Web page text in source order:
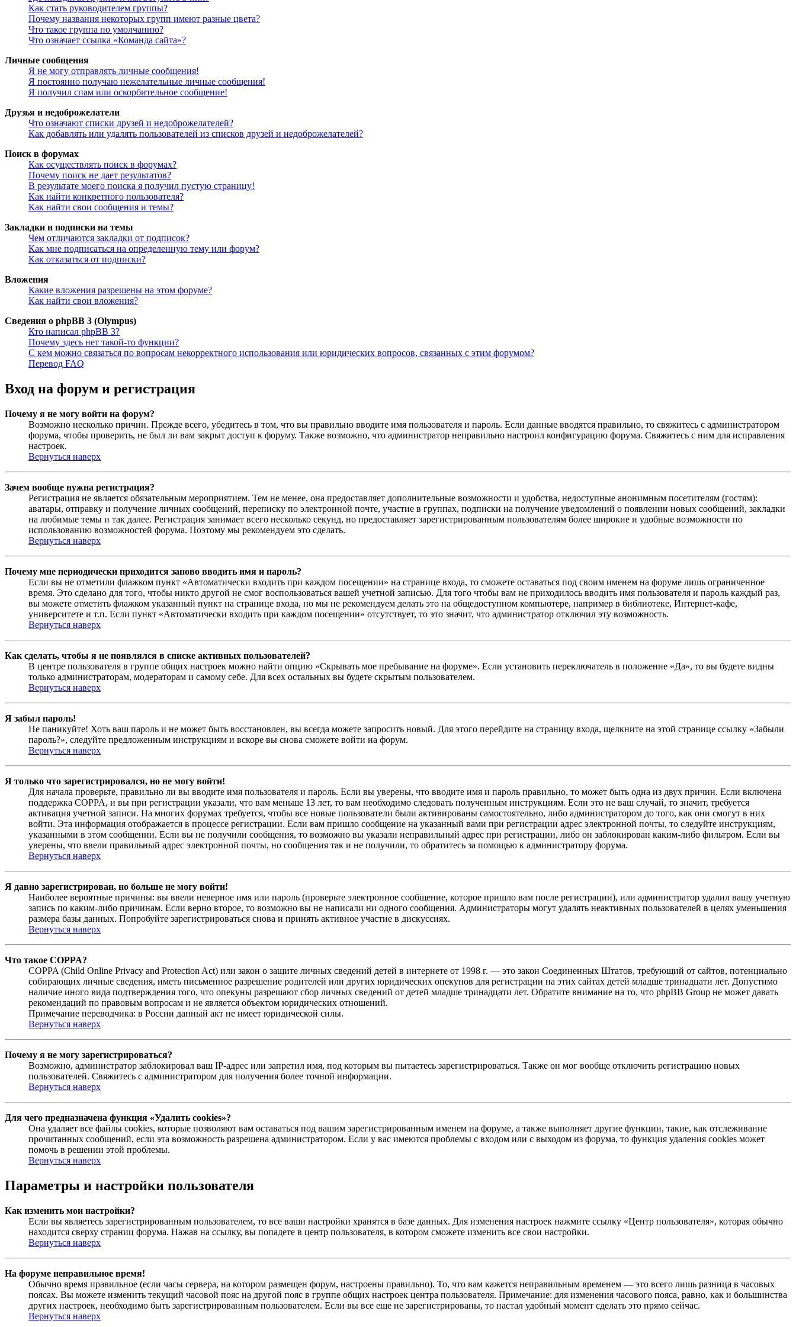
Как стать руководителем группы?
Почему названия некоторых групп имеют разные цвета?
Что такое группа по умолчанию?
Что означает ссылка «Команда сайта»?
Личные сообщения
Я не могу отправлять личные сообщения!
Я постоянно получаю нежелательные личные сообщения!
Я получил спам или оскорбительное сообщение!
Друзья и недоброжелатели
Что означают списки друзей и недоброжелателей?
Как добавлять или удалять пользователей из списков друзей и недоброжелателей?
Поиск в форумах
Как осуществлять поиск в форумах?
Почему поиск не дает результатов?
В результате моего поиска я получил пустую страницу!
Как найти конкретного пользователя?
Как найти свои сообщения и темы?
Закладки и подписки на темы
Чем отличаются закладки от подписок?
Как мне подписаться на определенную тему или форум?
Как отказаться от подписки?
Вложения
Какие вложения разрешены на этом форуме?
Как найти свои вложения?
Сведения о phpBB 3 (Olympus)
Кто написал phpBB 3?
Почему здесь нет такой-то функции?
С кем можно связаться по вопросам некорректного использования или юридических вопросов, связанных с этим форумом?
Перевод FAQ
Вход на форум и регистрация
Почему я не могу войти на форум?
Возможно несколько причин. Прежде всего, убедитесь в том, что вы правильно вводите имя пользователя и пароль. Если данные вводятся правильно, то свяжитесь с администратором
форума, чтобы проверить, не был ли вам закрыт доступ к форуму. Также возможно, что администратор неправильно настроил конфигурацию форума. Свяжитесь с ним для исправления
настроек.
Вернуться наверх
Зачем вообще нужна регистрация?
Регистрация не является обязательным мероприятием. Тем не менее, она предоставляет дополнительные возможности и удобства, недоступные анонимным посетителям (гостям):
аватары, отправку и получение личных сообщений, переписку по электронной почте, участие в группах, подписки на получение уведомлений о появлении новых сообщений, закладки
на любимые темы и так далее. Регистрация занимает всего несколько секунд, но предоставляет зарегистрированным пользователям более широкие и удобные возможности по
использованию возможностей форума. Поэтому мы рекомендуем это сделать.
Вернуться наверх
Почему мне периодически приходится заново вводить имя и пароль?
Если вы не отметили флажком пункт «Автоматически входить при каждом посещении» на странице входа, то сможете оставаться под своим именем на форуме лишь ограниченное
время. Это сделано для того, чтобы никто другой не смог воспользоваться вашей учетной записью. Для того чтобы вам не приходилось вводить имя пользователя и пароль каждый раз,
вы можете отметить флажком указанный пункт на странице входа, но мы не рекомендуем делать это на общедоступном компьютере, например в библиотеке, Интернет-кафе,
университете и т.п. Если пункт «Автоматически входить при каждом посещении» отсутствует, то это значит, что администратор отключил эту возможность.
Вернуться наверх
Как сделать, чтобы я не появлялся в списке активных пользователей?
В центре пользователя в группе общих настроек можно найти опцию «Скрывать мое пребывание на форуме». Если установить переключатель в положение «Да», то вы будете видны
только администраторам, модераторам и самому себе. Для всех остальных вы будете скрытым пользователем.
Вернуться наверх
Я забыл пароль!
Не паникуйте! Хоть ваш пароль и не может быть восстановлен, вы всегда можете запросить новый. Для этого перейдите на страницу входа, щелкните на этой странице ссылку «Забыли
пароль?», следуйте предложенным инструкциям и вскоре вы снова сможете войти на форум.
Вернуться наверх
Я только что зарегистрировался, но не могу войти!
Для начала проверьте, правильно ли вы вводите имя пользователя и пароль. Если вы уверены, что вводите имя и пароль правильно, то может быть одна из двух причин. Если включена
поддержка COPPA, и вы при регистрации указали, что вам меньше 13 лет, то вам необходимо следовать полученным инструкциям. Если это не ваш случай, то значит, требуется
активация учетной записи. На многих форумах требуется, чтобы все новые пользователи были активированы самостоятельно, либо администратором до того, как они смогут в них
войти. Эта информация отображается в процессе регистрации. Если вам пришло сообщение на указанный вами при регистрации адрес электронной почты, то следуйте инструкциям,
указанными в этом сообщении. Если вы не получили сообщения, то возможно вы указали неправильный адрес при регистрации, либо он заблокирован каким-либо фильтром. Если вы
уверены, что ввели правильный адрес электронной почты, но сообщения так и не получили, то обратитесь за помощью к администратору форума.
Вернуться наверх
Я давно зарегистрирован, но больше не могу войти!
Наиболее вероятные причины: вы ввели неверное имя или пароль (проверьте электронное сообщение, которое пришло вам после регистрации), или администратор удалил вашу учетную
запись по каким-либо причинам. Если верно второе, то возможно вы не написали ни одного сообщения. Администраторы могут удалять неактивных пользователей в целях уменьшения
размера базы данных. Попробуйте зарегистрироваться снова и принять активное участие в дискуссиях.
Вернуться наверх
Что такое COPPA?
COPPA (Child Online Privacy and Protection Act) или закон о защите личных сведений детей в интернете от 1998 г. — это закон Соединенных Штатов, требующий от сайтов, потенциально
собирающих личные сведения, иметь письменное разрешение родителей или других юридических опекунов для регистрации на этих сайтах детей младше тринадцати лет. Допустимо
наличие иного вида подтверждения того, что опекуны разрешают сбор личных сведений от детей младше тринадцати лет. Обратите внимание на то, что phpBB Group не может давать
рекомендаций по правовым вопросам и не является объектом юридических отношений.
Примечание переводчика: в России данный акт не имеет юридической силы.
Вернуться наверх
Почему я не могу зарегистрироваться?
Возможно, администратор заблокировал ваш IP-адрес или запретил имя, под которым вы пытаетесь зарегистрироваться. Также он мог вообще отключить регистрацию новых
пользователей. Свяжитесь с администратором для получения более точной информации.
Вернуться наверх
Для чего предназначена функция «Удалить cookies»?
Она удаляет все файлы cookies, которые позволяют вам оставаться под вашим зарегистрированным именем на форуме, а также выполняет другие функции, такие, как отслеживание
прочитанных сообщений, если эта возможность разрешена администратором. Если у вас имеются проблемы с входом или с выходом из форума, то функция удаления cookies может
помочь в решении этой проблемы.
Вернуться наверх
Параметры и настройки пользователя
Как изменить мои настройки?
Если вы являетесь зарегистрированным пользователем, то все ваши настройки хранятся в базе данных. Для изменения настроек нажмите ссылку «Центр пользователя», которая обычно
находится сверху страниц форума. Нажав на ссылку, вы попадете в центр пользователя, в котором сможете изменить все свои настройки.
Вернуться наверх
На форуме неправильное время!
Обычно время правильное (если часы сервера, на котором размещен форум, настроены правильно). То, что вам кажется неправильным временем — это всего лишь разница в часовых
поясах. Вы можете изменить текущий часовой пояс на другой пояс в группе общих настроек центра пользователя. Примечание: для изменения часового пояса, равно, как и большинства
других настроек, необходимо быть зарегистрированным пользователем. Если вы все еще не зарегистрированы, то настал удобный момент сделать это прямо сейчас.
Вернуться наверх